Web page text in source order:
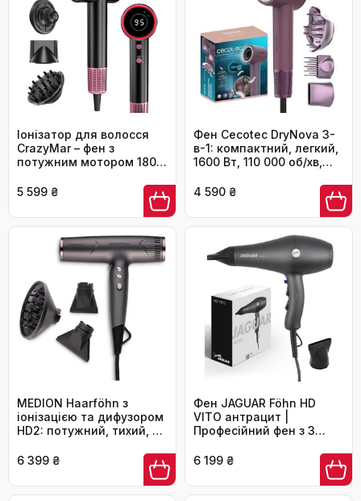
Іонізатор для волосся
CrazyMar – фен з
потужним мотором 180
компактний, для
подорожей, створення
локонів, 4 температурні
режими, захист від
перегріву, тиха робота,
чорний
5 599 ₴
Фен Cecotec DryNova 3-
в-1: компактний, легкий,
1600 Вт, 110 000 об/хв,
насадки-щітка, дифузор
іонізація, тихий,
довговічний, 4
температурні режими
4 590 ₴
MEDION Haarföhn з
іонізацією та дифузором
HD2: потужний, тихий, з
чорний
6 399 ₴
Фен JAGUAR Föhn HD
VITO антрацит |
Професійний фен з 3
швидкостями та
повітря для
6 199 ₴